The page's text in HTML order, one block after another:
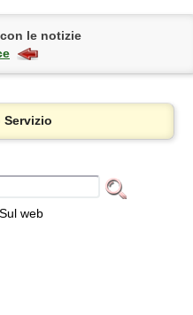
le notizie
Servizio
Sul web